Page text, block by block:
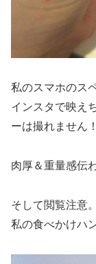
私のスマホのス
インスタで映え
ーは撮れません
肉厚＆重量感伝
そして閲覧注意。
私の食べかけハ